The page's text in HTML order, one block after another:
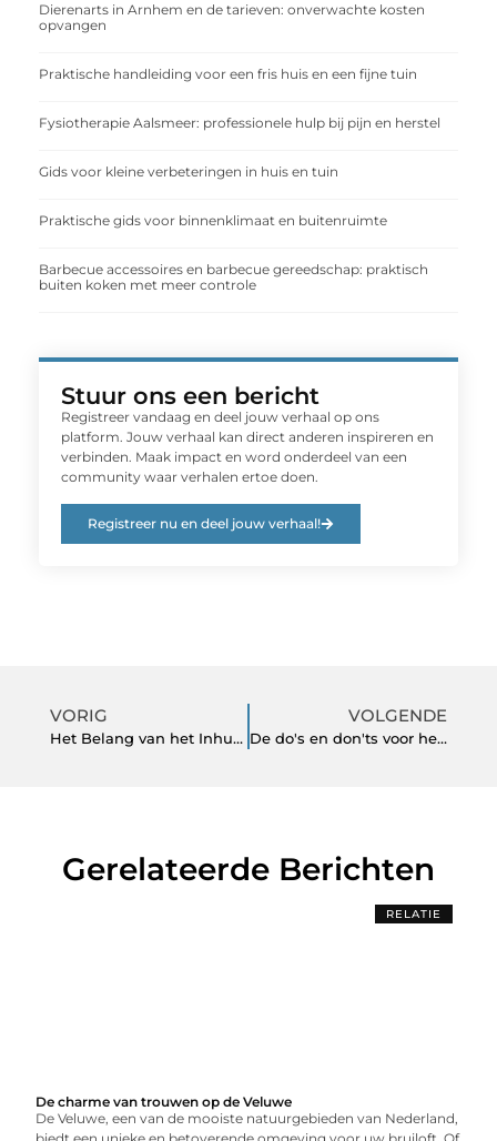
Dierenarts in Arnhem en de tarieven: onverwachte kosten
opvangen
Praktische handleiding voor een fris huis en een fijne tuin
Fysiotherapie Aalsmeer: professionele hulp bij pijn en herstel
Gids voor kleine verbeteringen in huis en tuin
Praktische gids voor binnenklimaat en buitenruimte
Barbecue accessoires en barbecue gereedschap: praktisch
buiten koken met meer controle
Stuur ons een bericht
Registreer vandaag en deel jouw verhaal op ons
platform. Jouw verhaal kan direct anderen inspireren en
verbinden. Maak impact en word onderdeel van een
community waar verhalen ertoe doen.
Registreer nu en deel jouw verhaal!
VORIG
Het Belang van het Inhuren van een Professionele SEO Specialist voor Ondernemers in Rotterdam
VOLGENDE
De do's en don'ts voor het kiezen van een betrouwbare hostingprovider
Gerelateerde Berichten
RELATIE
De charme van trouwen op de Veluwe
De Veluwe, een van de mooiste natuurgebieden van Nederland,